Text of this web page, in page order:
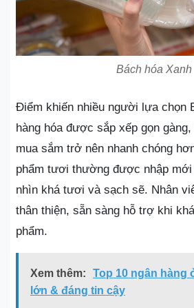
Bách hóa Xanh
Điểm khiến nhiều người lựa chọn
hàng hóa được sắp xếp gọn
mua sắm trở nên nhanh chóng
phẩm tươi thường được nhập
nhìn khá tươi và sạch sẽ. Nhân
thân thiện, sẵn sàng hỗ trợ khi
phẩm.
Xem thêm:
Top 10 ngân hàng
lớn & đáng tin cậy